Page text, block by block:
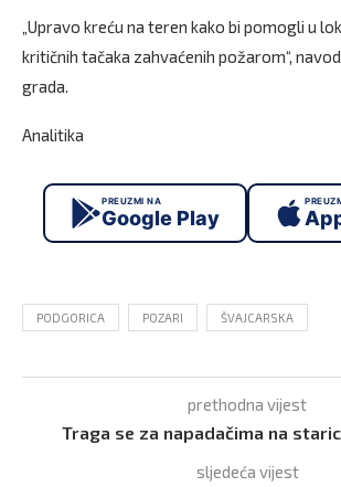
„Upravo kreću na teren kako bi pomogli u
kritičnih tačaka zahvaćenih požarom“,
grada.
Analitika
PREUZMI NA
Google Play
PODGORICA POZARI ŠVAJCARSKA
prethodna vijest
Traga se za napadačima na
sljedeća vijest